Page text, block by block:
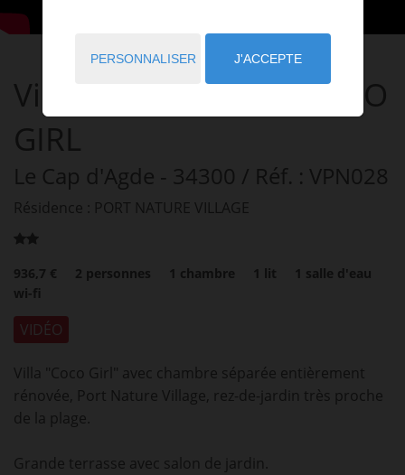
Villa PORT NATURE COCO
GIRL
Le Cap d'Agde - 34300 / Réf. : VPN028
Résidence : PORT NATURE VILLAGE
936,7 € 2 personnes 1 chambre 1 lit 1 salle d'eau
wi-fi
VIDÉO
Villa "Coco Girl" avec chambre séparée entièrement
rénovée, Port Nature Village, rez-de-jardin très proche
de la plage.
Grande terrasse avec salon de jardin.
PERSONNALISER J'ACCEPTE